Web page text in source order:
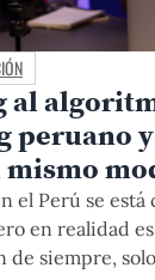
al
peruano
el Perú se
en realidad
de siempre,